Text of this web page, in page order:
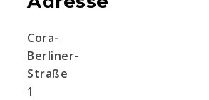
Cora-
Berliner-
Straße
1